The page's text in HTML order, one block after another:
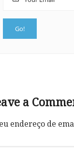
a
endereço de